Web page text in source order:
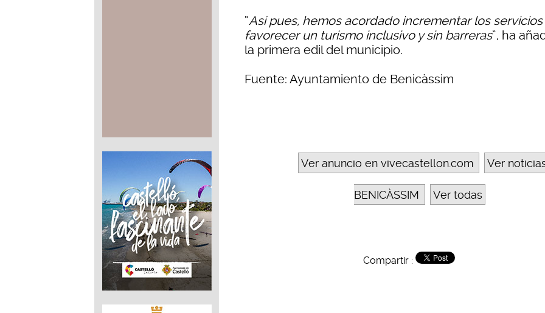
“Así pues, hemos acordado incrementar los servicios
favorecer un turismo inclusivo y sin barreras”, ha
la primera edil del municipio.
Fuente: Ayuntamiento de Benicàssim
Ver anuncio en vivecastellon.com Ver
BENICÀSSIM Ver todas
Compartir :